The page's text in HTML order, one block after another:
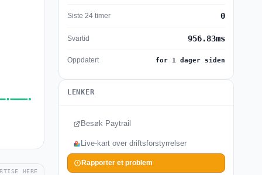
HERE
Siste 24 timer 0
Svartid 956.83ms
Oppdatert for 1 dager siden
LENKER
Besøk Paytrail
Live-kart over driftsforstyrrelser
Rapporter et problem